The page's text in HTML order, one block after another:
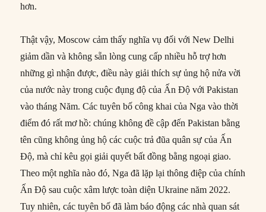
hơn.
Thật vậy, Moscow cảm thấy nghĩa vụ đối với New Delhi
giảm dần và không sẵn lòng cung cấp nhiều hỗ trợ hơn
những gì nhận được, điều này giải thích sự ủng hộ nửa vời
của nước này trong cuộc đụng độ của Ấn Độ với Pakistan
vào tháng Năm. Các tuyên bố công khai của Nga vào thời
điểm đó rất mơ hồ: chúng không đề cập đến Pakistan bằng
tên cũng không ủng hộ các cuộc trả đũa quân sự của Ấn
Độ, mà chỉ kêu gọi giải quyết bất đồng bằng ngoại giao.
Theo một nghĩa nào đó, Nga đã lặp lại thông điệp của chính
Ấn Độ sau cuộc xâm lược toàn diện Ukraine năm 2022.
Tuy nhiên, các tuyên bố đã làm báo động các nhà quan sát